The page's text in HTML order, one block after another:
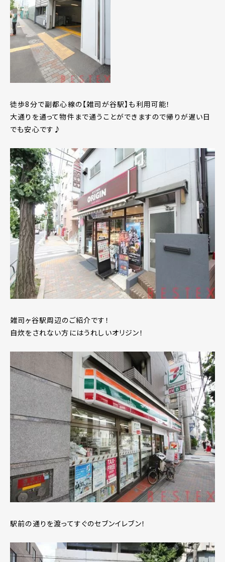
徒歩8分で副都心線の【雑司が谷駅】も利用可能！
大通りを通って物件まで通うことができますので帰りが遅い日
でも安心です♪
雑司ヶ谷駅周辺のご紹介です！
自炊をされない方にはうれしいオリジン！
駅前の通りを渡ってすぐのセブンイレブン！